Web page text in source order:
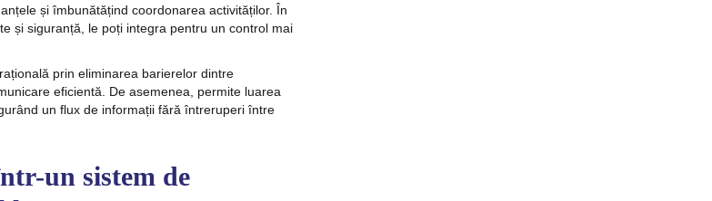
și îmbunătățind coordonarea activităților. În
și siguranță, le poți integra pentru un control mai
prin eliminarea barierelor dintre
eficientă. De asemenea, permite luarea
un flux de informații fără întreruperi între
un sistem de